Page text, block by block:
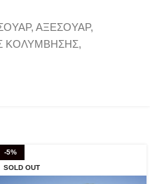
, ΑΞΕΣΟΥΑΡ,
ΚΟΛΥΜΒΗΣΗΣ,
-5%
SOLD OUT